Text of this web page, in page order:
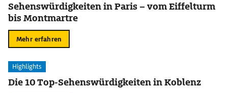
Sehenswürdigkeiten in Paris – vom Eiffelturm
bis Montmartre
Mehr erfahren
Highlights
Die 10 Top-Sehenswürdigkeiten in Koblenz